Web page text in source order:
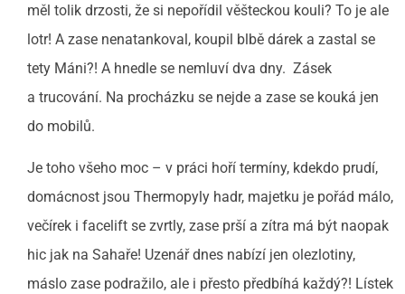
měl tolik drzosti, že si nepořídil věšteckou kouli? To je ale
lotr! A zase nenatankoval, koupil blbě dárek a zastal se
tety Máni?! A hnedle se nemluví dva dny. Zásek
a trucování. Na procházku se nejde a zase se kouká jen
do mobilů.
Je toho všeho moc – v práci hoří termíny, kdekdo prudí,
domácnost jsou Thermopyly hadr, majetku je pořád málo,
večírek i facelift se zvrtly, zase prší a zítra má být naopak
hic jak na Sahaře! Uzenář dnes nabízí jen olezlotiny,
máslo zase podražilo, ale i přesto předbíhá každý?! Lístek